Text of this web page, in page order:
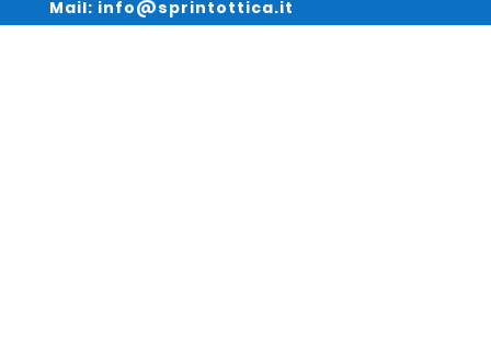
Mail: info@sprintottica.it